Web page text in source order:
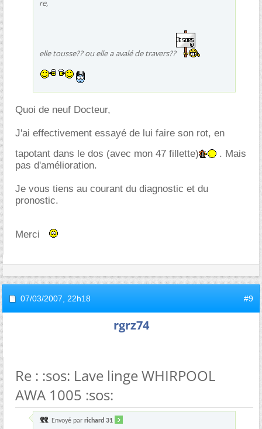
re,
elle tousse?? ou elle a avalé de travers??
Quoi de neuf Docteur,
J'ai effectivement essayé de lui faire son rot, en
tapotant dans le dos (avec mon 47 fillette)
. Mais
pas d'amélioration.
Je vous tiens au courant du diagnostic et du
pronostic.
Merci
07/03/2007, 22h18 #9
rgrz74
Re : :sos: Lave linge WHIRPOOL
AWA 1005 :sos:
Envoyé par richard 31